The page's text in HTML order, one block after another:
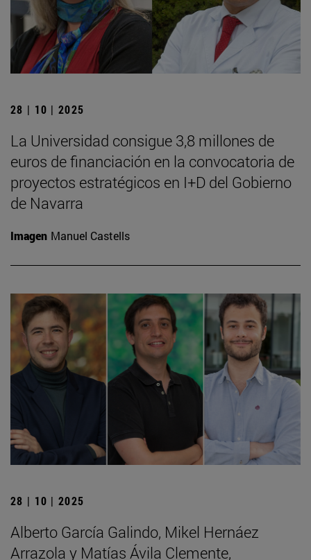
28 | 10 | 2025
La Universidad consigue 3,8 millones de
euros de financiación en la convocatoria de
proyectos estratégicos en I+D del Gobierno
de Navarra
Imagen Manuel Castells
28 | 10 | 2025
Alberto García Galindo, Mikel Hernáez
Arrazola y Matías Ávila Clemente,